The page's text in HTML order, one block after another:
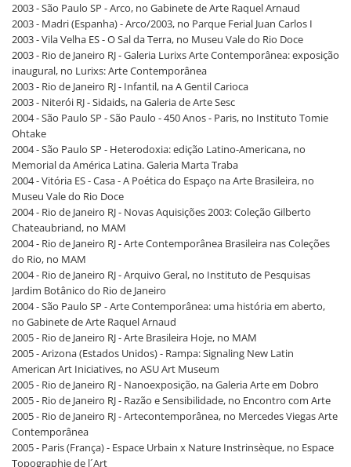
2003 - São Paulo SP - Arco, no Gabinete de Arte Raquel Arnaud
2003 - Madri (Espanha) - Arco/2003, no Parque Ferial Juan Carlos I
2003 - Vila Velha ES - O Sal da Terra, no Museu Vale do Rio Doce
2003 - Rio de Janeiro RJ - Galeria Lurixs Arte Contemporânea: exposição
inaugural, no Lurixs: Arte Contemporânea
2003 - Rio de Janeiro RJ - Infantil, na A Gentil Carioca
2003 - Niterói RJ - Sidaids, na Galeria de Arte Sesc
2004 - São Paulo SP - São Paulo - 450 Anos - Paris, no Instituto Tomie
Ohtake
2004 - São Paulo SP - Heterodoxia: edição Latino-Americana, no
Memorial da América Latina. Galeria Marta Traba
2004 - Vitória ES - Casa - A Poética do Espaço na Arte Brasileira, no
Museu Vale do Rio Doce
2004 - Rio de Janeiro RJ - Novas Aquisições 2003: Coleção Gilberto
Chateaubriand, no MAM
2004 - Rio de Janeiro RJ - Arte Contemporânea Brasileira nas Coleções
do Rio, no MAM
2004 - Rio de Janeiro RJ - Arquivo Geral, no Instituto de Pesquisas
Jardim Botânico do Rio de Janeiro
2004 - São Paulo SP - Arte Contemporânea: uma história em aberto,
no Gabinete de Arte Raquel Arnaud
2005 - Rio de Janeiro RJ - Arte Brasileira Hoje, no MAM
2005 - Arizona (Estados Unidos) - Rampa: Signaling New Latin
American Art Iniciatives, no ASU Art Museum
2005 - Rio de Janeiro RJ - Nanoexposição, na Galeria Arte em Dobro
2005 - Rio de Janeiro RJ - Razão e Sensibilidade, no Encontro com Arte
2005 - Rio de Janeiro RJ - Artecontemporânea, no Mercedes Viegas Arte
Contemporânea
2005 - Paris (França) - Espace Urbain x Nature Instrinsèque, no Espace
Topographie de l´Art